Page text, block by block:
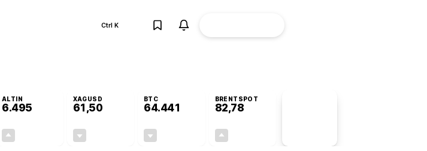
Ctrl K
ALTIN
6.495
XAGUSD
61,50
BTC
64.441
BRENTSPOT
82,78